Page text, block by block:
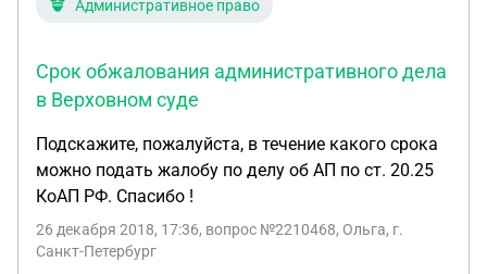
Административное право
Срок обжалования административного дела
в Верховном суде
Подскажите, пожалуйста, в течение какого срока
можно подать жалобу по делу об АП по ст. 20.25
КоАП РФ. Спасибо !
26 декабря 2018, 17:36, вопрос №2210468, Ольга, г.
Санкт-Петербург